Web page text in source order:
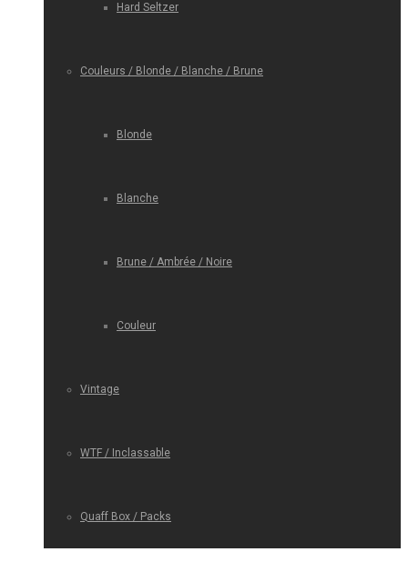
Hard Seltzer
Couleurs / Blonde / Blanche / Brune
Blonde
Blanche
Brune / Ambrée / Noire
Couleur
Vintage
WTF / Inclassable
Quaff Box / Packs